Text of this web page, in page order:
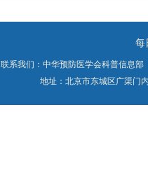
每
联系我们：中华预防医学会科普信息
地址：北京市东城区广渠门